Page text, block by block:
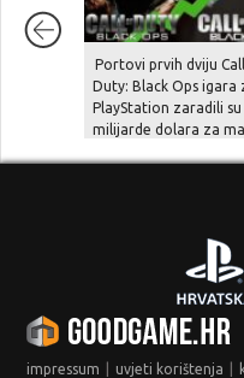
Portovi prvih dviju
Duty: Black Ops igara
PlayStation zaradili
milijarde dolara za
impressum uvjeti korištenja